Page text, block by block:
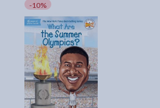
-10%